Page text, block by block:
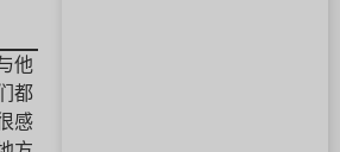
他
都
感